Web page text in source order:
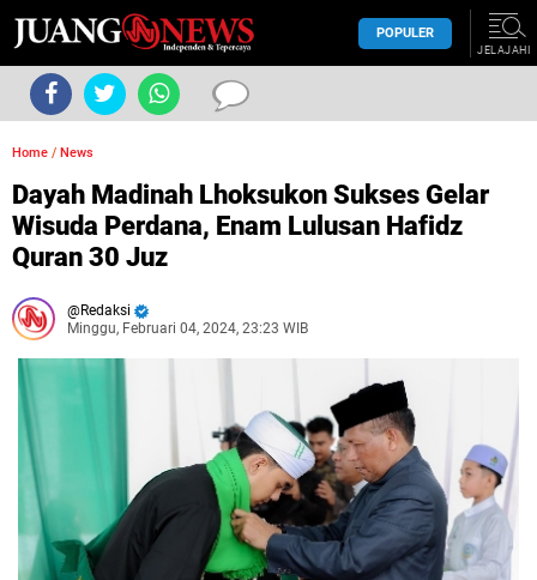
POPULER
JELAJAHI
Home / News
Dayah Madinah Lhoksukon Sukses Gelar
Wisuda Perdana, Enam Lulusan Hafidz
Quran 30 Juz
Redaksi
Minggu, Februari 04, 2024, 23:23 WIB